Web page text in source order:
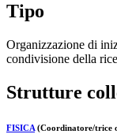
Tipo
Organizzazione di
condivisione della
Strutture
FISICA (Coordinatore/trice